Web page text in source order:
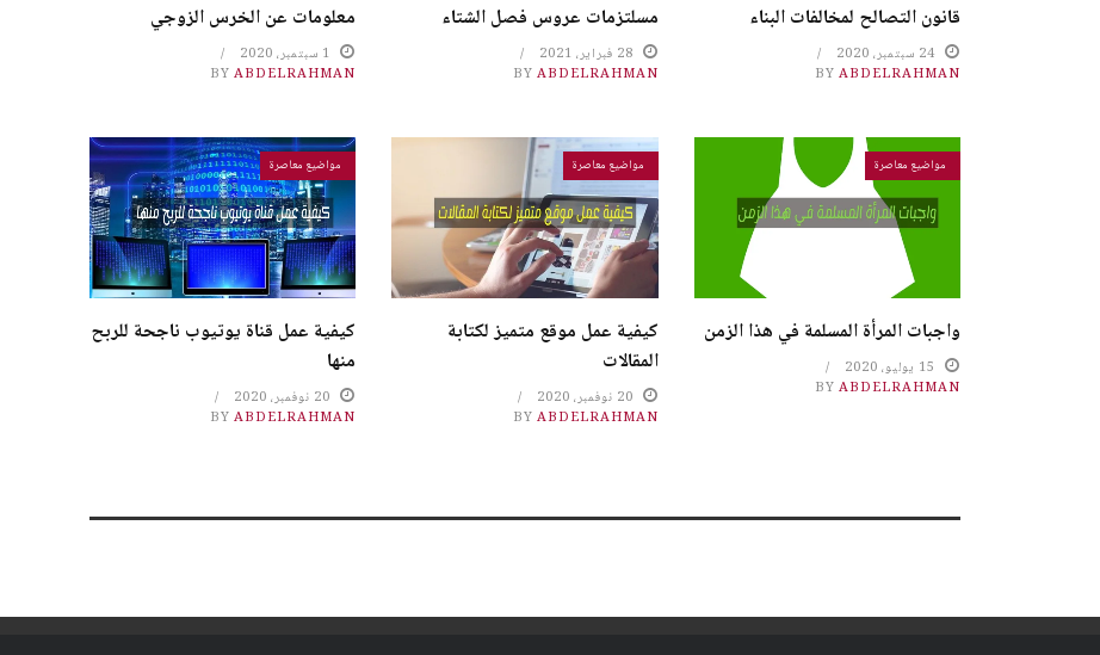
قانون التصالح لمخالفات البناء
24 سبتمبر، 2020
BY ABDELRAHMAN
مسلتزمات عروس فصل الشتاء
28 فبراير، 2021
BY ABDELRAHMAN
معلومات عن الخرس الزوجي
1 سبتمبر، 2020
BYABDELRAHMAN
مواضيع معاصرة
واجبات المرأة المسلمة في هذا الزمن
15 يوليو، 2020
BY ABDELRAHMAN
مواضيع معاصرة
كيفية عمل موقع متميز لكتابة
المقالات
20 نوفمبر، 2020
BY ABDELRAHMAN
مواضيع معاصرة
كيفية عمل قناة يوتيوب ناجحة للربح
منها
20 نوفمبر، 2020
BYABDELRAHMAN